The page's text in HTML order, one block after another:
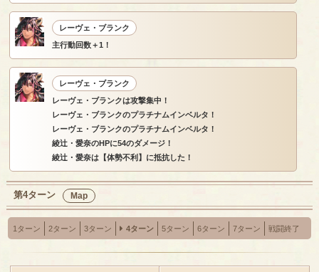
レーヴェ・ブランク
主行動回数＋1！
レーヴェ・ブランク
レーヴェ・ブランクは攻撃集中！
レーヴェ・ブランクのプラチナムインベルタ！
レーヴェ・ブランクのプラチナムインベルタ！
綾辻・愛奈のHPに54のダメージ！
綾辻・愛奈は【体勢不利】に抵抗した！
第4ターン Map
1ターン 2ターン 3ターン 4ターン 5ターン 6ターン 7ターン 戦闘終了